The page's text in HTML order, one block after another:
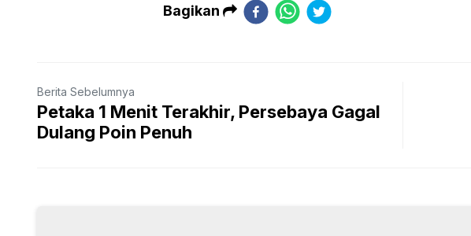
Bagikan
Berita Sebelumnya
Petaka 1 Menit Terakhir, Persebaya Gagal
Dulang Poin Penuh